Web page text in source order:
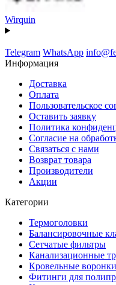
Wirquin
Telegram WhatsApp
Информация
Доставка
Оплата
Пользовательское
Оставить заявку
Политика
Согласие на
Связаться с нами
Возврат товара
Производители
Акции
Категории
Термоголовки
Балансировочные
Сетчатые фильтры
Канализационные
Кровельные
Фитинги для